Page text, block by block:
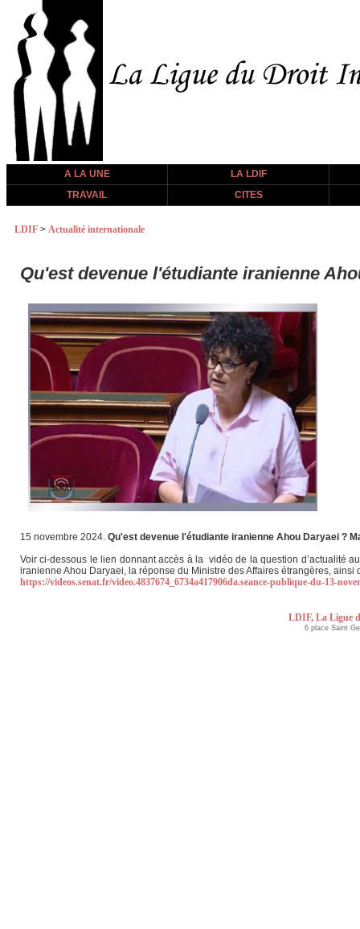
A LA UNE
LA LDIF
TRAVAIL
CITES
LDIF > Actualité internationale
Qu'est devenue l'étudiante iranienne
15 novembre 2024. Qu'est devenue l'étudiante iranienne Ahou Daryaei ?
Voir ci-dessous le lien donnant accès à la vidéo de la question d’actualité
iranienne Ahou Daryaei, la réponse du Ministre des Affaires étrangères, ainsi
https://videos.senat.fr/video.4837674_6734a417906da.seance-publique-du-13-
LDIF, La Ligue
6 place Saint